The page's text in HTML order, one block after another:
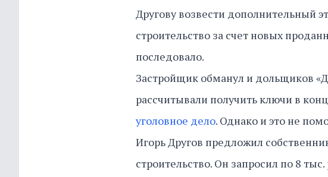
Другову возвести дополнительный
строительство за счет новых
последовало.
Застройщик обманул и дольщиков
рассчитывали получить ключи в
уголовное дело. Однако и это не
Игорь Другов предложил
строительство. Он запросил по 8